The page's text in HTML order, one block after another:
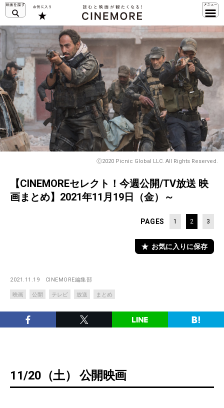
Ⓒ2020 Picnic Global LLC. All Rights Reserved.
【CINEMOREセレクト！今週公開/TV放送 映
画まとめ】2021年11月19日（金）～
PAGES 1 2 3
お気に入りに保存
2021.11.19 CINEMORE編集部
映画 公開 テレビ 放送 まとめ
11/20（土） 公開映画